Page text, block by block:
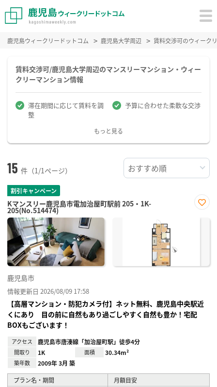
鹿児島ウィークリードットコム 鹿児島大学周辺 賃料交渉可のウィーク
賃料交渉可/鹿児島大学周辺のマンスリーマンション・ウィー
クリーマンション情報
滞在期間に応じて賃料を調
整
予算に合わせた柔軟な交渉
もっと見る
15 件（1/1ページ）
割引キャンペーン
Kマンスリー鹿児島市電加治屋町駅前 205・1K-
205(No.514474)
に入
鹿児島市
情報更新日 2026/08/09 17:58
【高層マンション・防犯カメラ付】ネット無料、鹿児島中央駅近
くにあり 目の前に自然もあり過ごしやすく自然も豊か！宅配
BOXもございます！
アクセス 鹿児島市唐湊線「加治屋町駅」徒歩4分
間取り 1K 面積 30.34m²
築年数 2009年 3月 築
プラン名・期間 月額目安